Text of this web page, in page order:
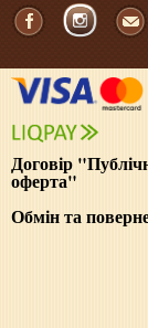
Договір
оферта"
Обмін та